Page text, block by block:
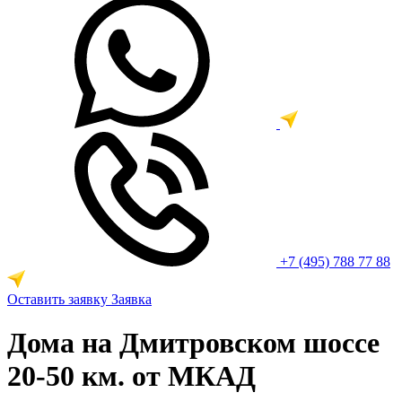
+7 (495) 788 77 88
Оставить заявку Заявка
Дома на Дмитровском шоссе
20-50 км. от МКАД